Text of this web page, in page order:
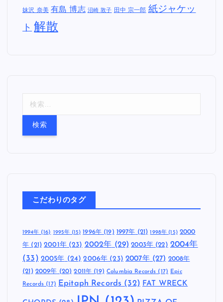
妹沢 奈美 有島 博志 沼崎 敦子 田中 宗一郎 紙ジャケッ
ト 解散
こだわりのタグ
1994年(16) 1995年 (15) 1996年(19) 1997年 (21) 1998年 (15) 2000
年 (21) 2001年(23) 2002年 (29) 2003年 (22) 2004年
(33) 2005年 (24) 2006年 (23) 2007年(27) 2008年
(21) 2009年 (20) 2011年 (19) Columbia Records (17) Epic
Records (17) Epitaph Records (32) FAT WRECK